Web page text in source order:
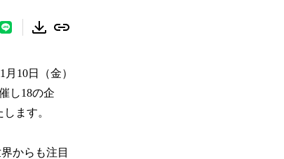
10日（金）
し18の企
ます。
からも注目